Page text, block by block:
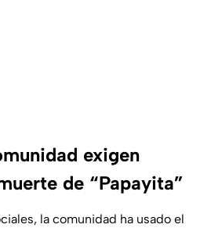
exigen
de “Papayita”
la comunidad ha usado el